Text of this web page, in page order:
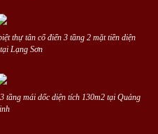
thự tân cổ điển 3 tầng 2 mặt tiền diện
Lạng Sơn
tầng mái dốc diện tích 130m2 tại Quảng